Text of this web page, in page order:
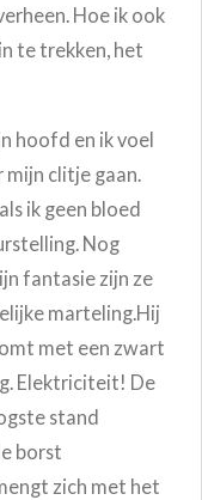
Hoe ik ook
te trekken, het
hoofd en ik voel
mijn clitje gaan.
ik geen bloed
Nog
fantasie zijn ze
marteling. Hij
met een zwart
Elektriciteit! De
stand
borst
zich met het